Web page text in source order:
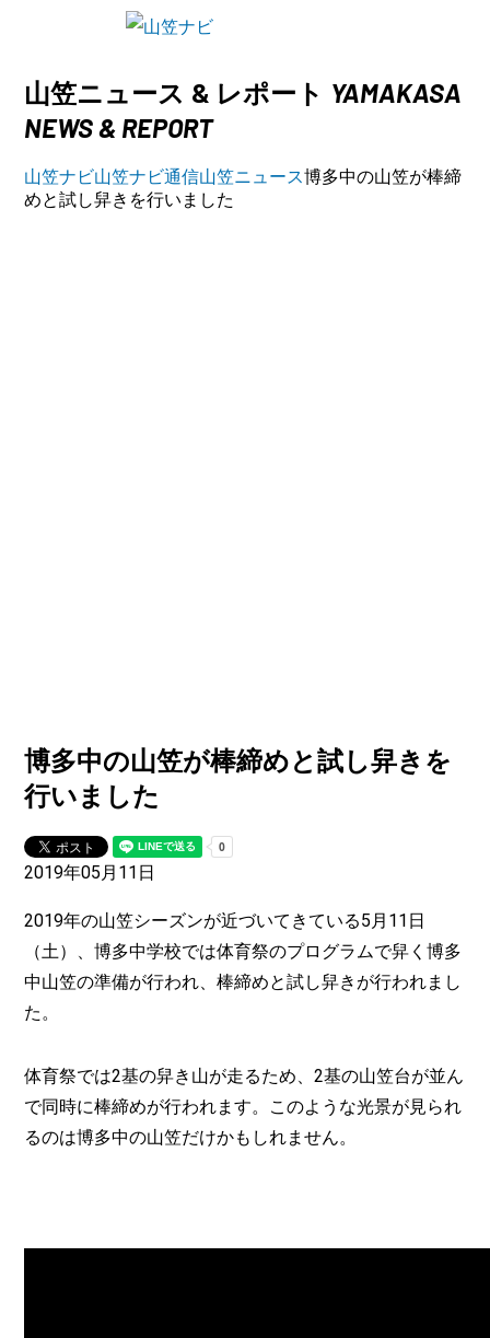
山笠ニュース & レポート YAMAKASA
NEWS & REPORT
山笠ナビ山笠ナビ通信山笠ニュース博多中の山笠が棒締
めと試し舁きを行いました
博多中の山笠が棒締めと試し舁きを
行いました
2019年05月11日
2019年の山笠シーズンが近づいてきている5月11日
（土）、博多中学校では体育祭のプログラムで舁く博多
中山笠の準備が行われ、棒締めと試し舁きが行われまし
た。
体育祭では2基の舁き山が走るため、2基の山笠台が並ん
で同時に棒締めが行われます。このような光景が見られ
るのは博多中の山笠だけかもしれません。